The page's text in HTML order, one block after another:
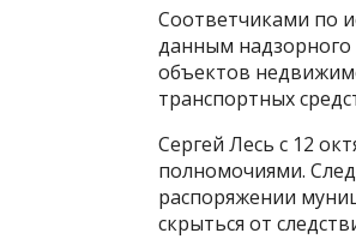
Соответчиками по
данным надзорного
объектов
транспортных
Сергей Лесь с 12
полномочиями.
распоряжении
скрыться от